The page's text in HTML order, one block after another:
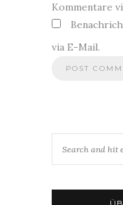
Kommentare
via E-Mail.